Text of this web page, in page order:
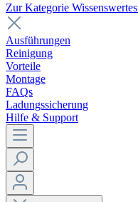
Zur Kategorie Wissenswertes
Ausführungen
Reinigung
Vorteile
Montage
FAQs
Ladungssicherung
Hilfe & Support